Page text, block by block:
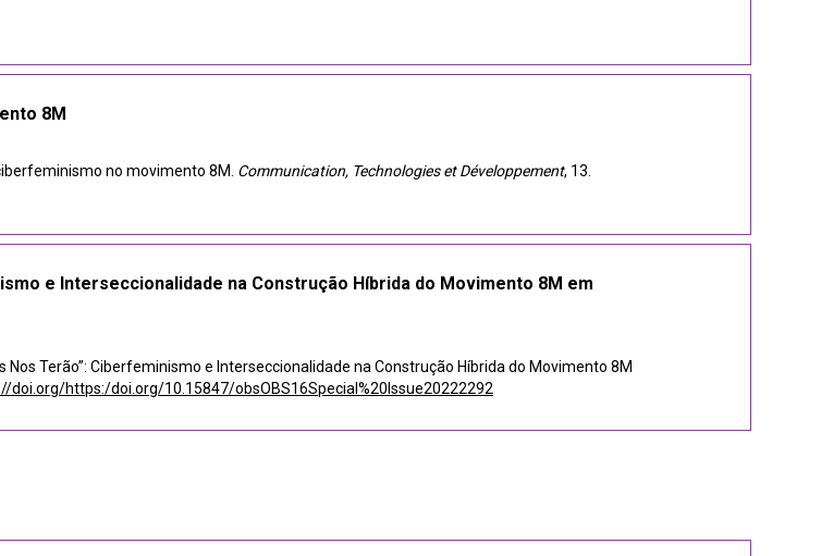
8M
no movimento 8M. Communication, Technologies et Développement, 13.
e Interseccionalidade na Construção Híbrida do Movimento 8M em
Nos Terão”: Ciberfeminismo e Interseccionalidade na Construção Híbrida do Movimento 8M
doi.org/https:/doi.org/10.15847/obsOBS16Special%20Issue20222292